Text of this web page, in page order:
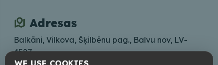
Adresas
Balkāni, Vilkova, Šķilbēnu pag., Balvu nov, LV-
4587
WE USE COOKIES